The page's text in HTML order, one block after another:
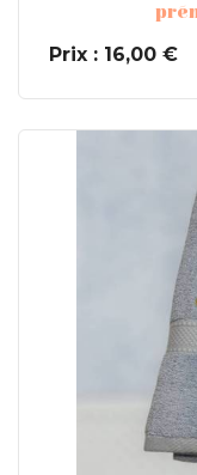
Prix : 16,00 €